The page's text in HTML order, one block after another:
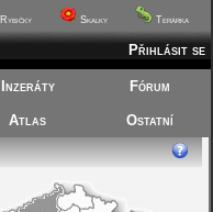
Rybičky Skalky Terárka
Přihlásit se
Inzeráty Fórum
Atlas
Ostatní